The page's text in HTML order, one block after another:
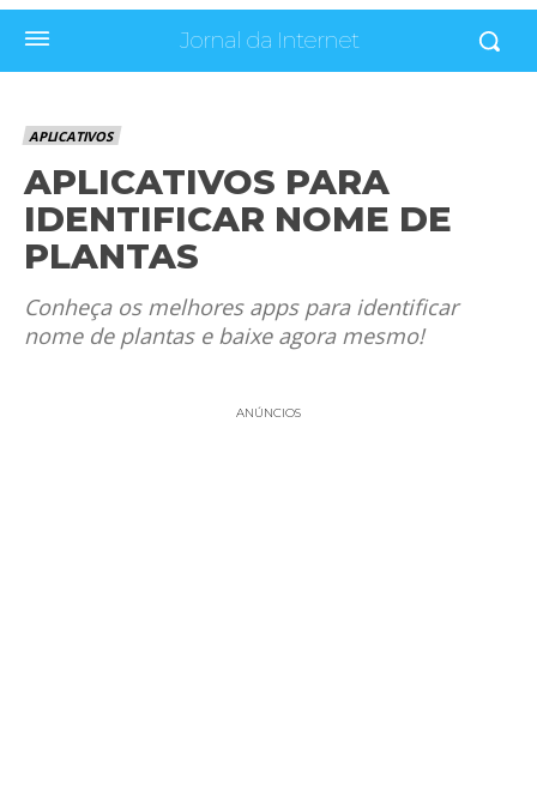
Jornal da Internet
APLICATIVOS
APLICATIVOS PARA
IDENTIFICAR NOME DE
PLANTAS
Conheça os melhores apps para identificar
nome de plantas e baixe agora mesmo!
ANÚNCIOS